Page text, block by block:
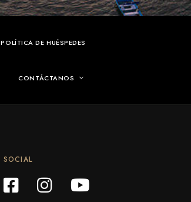
POLÍTICA DE HUÉSPEDES
CONTÁCTANOS
SOCIAL